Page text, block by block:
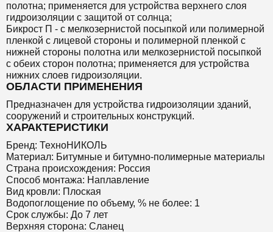
полотна; применяется для устройства верхнего слоя
гидроизоляции с защитой от солнца;
Бикрост П - с мелкозернистой посыпкой или полимерной
пленкой с лицевой стороны и полимерной пленкой с
нижней стороны полотна или мелкозернистой посыпкой
с обеих сторон полотна; применяется для устройства
нижних слоев гидроизоляции.
ОБЛАСТИ ПРИМЕНЕНИЯ
Предназначен для устройства гидроизоляции зданий,
сооружений и строительных конструкций.
ХАРАКТЕРИСТИКИ
Бренд: ТехноНИКОЛЬ
Материал: Битумные и битумно-полимерные материалы
Страна происхождения: Россия
Способ монтажа: Наплавление
Вид кровли: Плоская
Водопоглощение по объему, % не более: 1
Срок службы: До 7 лет
Верхняя сторона: Сланец